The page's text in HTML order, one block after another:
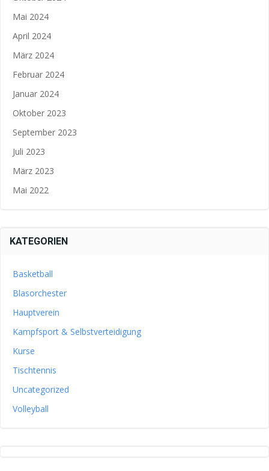
Mai 2024
April 2024
März 2024
Februar 2024
Januar 2024
Oktober 2023
September 2023
Juli 2023
März 2023
Mai 2022
KATEGORIEN
Basketball
Blasorchester
Hauptverein
Kampfsport & Selbstverteidigung
Kurse
Tischtennis
Uncategorized
Volleyball